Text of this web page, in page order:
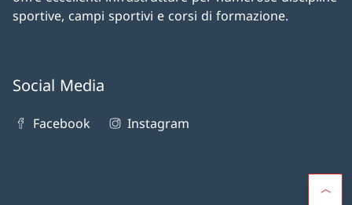
sportive, campi sportivi e corsi di formazione.
Social Media
Facebook Instagram